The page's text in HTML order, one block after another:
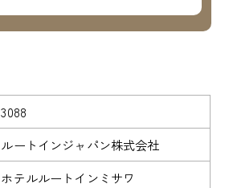
3088
ルートインジャパン株式会社
ホテルルートインミサワ